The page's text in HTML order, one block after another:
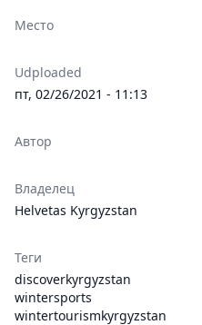
Место
Udploaded
пт, 02/26/2021 - 11:13
Автор
Владелец
Helvetas Kyrgyzstan
Теги
discoverkyrgyzstan
wintersports
wintertourismkyrgyzstan